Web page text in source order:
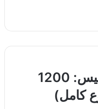
برنامج غذائي للتخسيس: 1200
كامل)